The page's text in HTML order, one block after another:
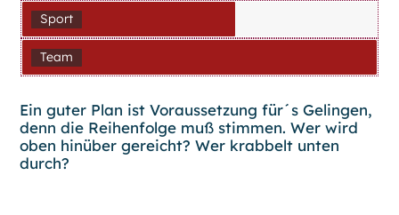
Sport
Team
Ein guter Plan ist Voraussetzung für´s Gelingen,
denn die Reihenfolge muß stimmen. Wer wird
oben hinüber gereicht? Wer krabbelt unten
durch?